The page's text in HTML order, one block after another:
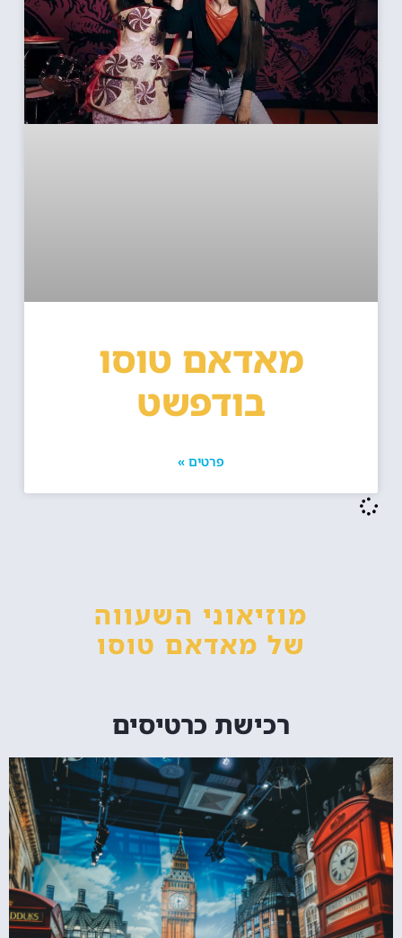
מאדאם טוסו
בודפשט
פרטים »
מוזיאוני השעווה
של מאדאם טוסו
רכישת כרטיסים